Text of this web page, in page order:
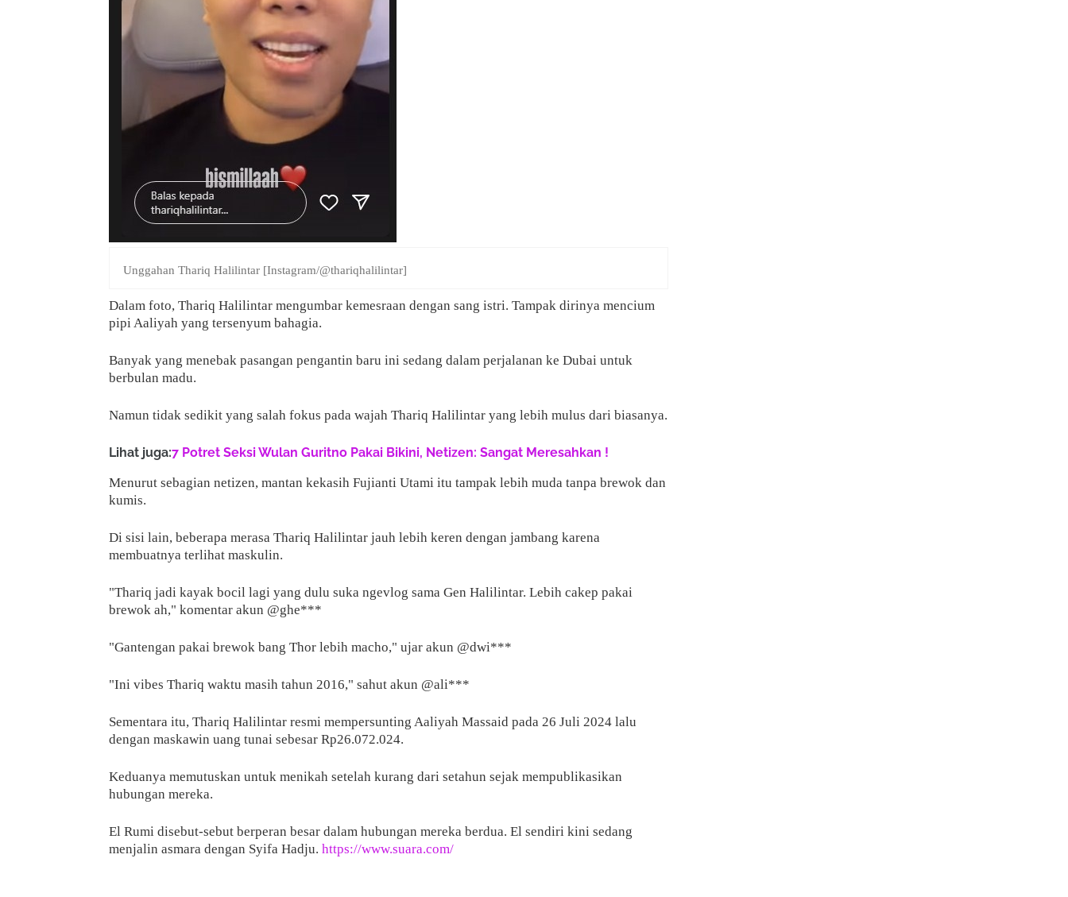
Unggahan Thariq Halilintar [Instagram/@thariqhalilintar]
Dalam foto, Thariq Halilintar mengumbar kemesraan dengan sang istri. Tampak dirinya mencium
pipi Aaliyah yang tersenyum bahagia.
Banyak yang menebak pasangan pengantin baru ini sedang dalam perjalanan ke Dubai untuk
berbulan madu.
Namun tidak sedikit yang salah fokus pada wajah Thariq Halilintar yang lebih mulus dari biasanya.
Lihat juga:7 Potret Seksi Wulan Guritno Pakai Bikini, Netizen: Sangat Meresahkan !
Menurut sebagian netizen, mantan kekasih Fujianti Utami itu tampak lebih muda tanpa brewok dan
kumis.
Di sisi lain, beberapa merasa Thariq Halilintar jauh lebih keren dengan jambang karena
membuatnya terlihat maskulin.
"Thariq jadi kayak bocil lagi yang dulu suka ngevlog sama Gen Halilintar. Lebih cakep pakai
brewok ah," komentar akun @ghe***
"Gantengan pakai brewok bang Thor lebih macho," ujar akun @dwi***
"Ini vibes Thariq waktu masih tahun 2016," sahut akun @ali***
Sementara itu, Thariq Halilintar resmi mempersunting Aaliyah Massaid pada 26 Juli 2024 lalu
dengan maskawin uang tunai sebesar Rp26.072.024.
Keduanya memutuskan untuk menikah setelah kurang dari setahun sejak mempublikasikan
hubungan mereka.
El Rumi disebut-sebut berperan besar dalam hubungan mereka berdua. El sendiri kini sedang
menjalin asmara dengan Syifa Hadju. https://www.suara.com/